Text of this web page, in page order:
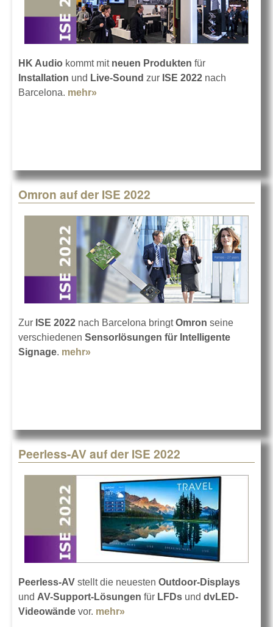
HK Audio kommt mitneuen Produkten für
Installation und Live-Sound zur ISE 2022 nach
Barcelona. mehr»
Omron auf der ISE 2022
Zur ISE 2022 nach Barcelona bringtOmron seine
verschiedenen Sensorlösungen für Intelligente
Signage. mehr»
Peerless-AV auf der ISE 2022
Peerless-AV stellt die neuesten Outdoor-Displays
und AV-Support-Lösungen für LFDs und dvLED-
Videowände vor. mehr»